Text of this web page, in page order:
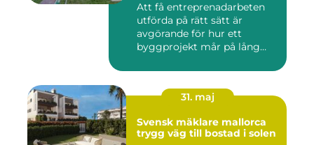
Att få entreprenadarbeten
utförda på rätt sätt är
avgörande för hur ett
byggprojekt mår på lång
31. maj
Svensk mäklare mallorca
trygg väg till bostad i solen